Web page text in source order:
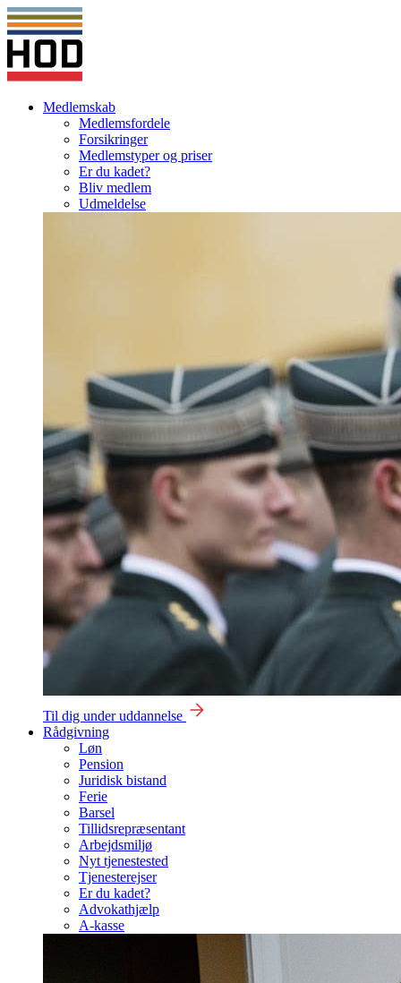
Medlemskab
Medlemsfordele
Forsikringer
Medlemstyper og priser
Er du kadet?
Bliv medlem
Udmeldelse
Til dig under uddannelse
Rådgivning
Løn
Pension
Juridisk bistand
Ferie
Barsel
Tillidsrepræsentant
Arbejdsmiljø
Nyt tjenestested
Tjenesterejser
Er du kadet?
Advokathjælp
A-kasse